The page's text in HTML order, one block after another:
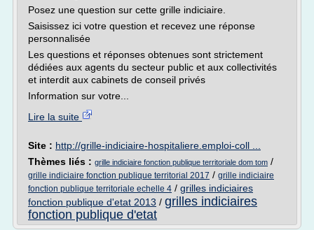
Posez une question sur cette grille indiciaire.
Saisissez ici votre question et recevez une réponse
personnalisée
Les questions et réponses obtenues sont strictement
dédiées aux agents du secteur public et aux collectivités
et interdit aux cabinets de conseil privés
Information sur votre...
Lire la suite
Site : http://grille-indiciaire-hospitaliere.emploi-coll ...
Thèmes liés : grille indiciaire fonction publique territoriale dom tom /
grille indiciaire fonction publique territorial 2017 / grille indiciaire
fonction publique territoriale echelle 4 / grilles indiciaires
fonction publique d'etat 2013 / grilles indiciaires
fonction publique d'etat